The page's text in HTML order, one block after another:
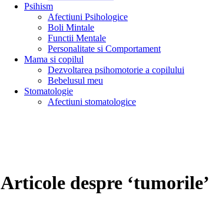
Psihism
Afectiuni Psihologice
Boli Mintale
Functii Mentale
Personalitate si Comportament
Mama si copilul
Dezvoltarea psihomotorie a copilului
Bebelusul meu
Stomatologie
Afectiuni stomatologice
Articole despre ‘tumorile’